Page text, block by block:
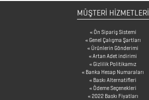
MÜŞTERİ HİZMETLERİ
Ön Sipariş Sistemi
Genel Çalışma Şartları
Ürünlerin Gönderimi
Artan Adet indirimi
Gizlilik Politikamız
Banka Hesap Numaraları
Baskı Alternatifleri
Ödeme Seçenekleri
2022 Baskı Fiyatları